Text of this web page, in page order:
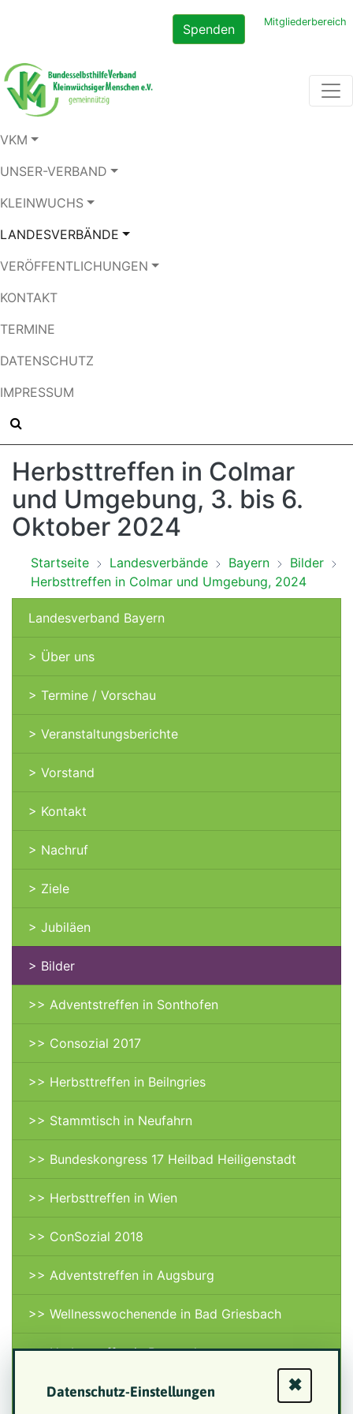
Spenden Mitgliederbereich
VKM
UNSER-VERBAND
KLEINWUCHS
LANDESVERBÄNDE
VERÖFFENTLICHUNGEN
KONTAKT
TERMINE
DATENSCHUTZ
IMPRESSUM
Herbsttreffen in Colmar
und Umgebung, 3. bis 6.
Oktober 2024
Startseite Landesverbände Bayern
Bilder
Herbsttreffen in Colmar und Umgebung, 2024
Landesverband Bayern
> Über uns
> Termine / Vorschau
> Veranstaltungsberichte
> Vorstand
> Kontakt
> Nachruf
> Ziele
> Jubiläen
> Bilder
>> Adventstreffen in Sonthofen
>> Consozial 2017
>> Herbsttreffen in Beilngries
>> Stammtisch in Neufahrn
>> Bundeskongress 17 Heilbad Heiligenstadt
>> Herbsttreffen in Wien
>> ConSozial 2018
>> Adventstreffen in Augsburg
>> Wellnesswochenende in Bad Griesbach
>> Herbsttreffen in Bayreuth
>> ConSozial 2019
Datenschutz-Einstellungen ✖